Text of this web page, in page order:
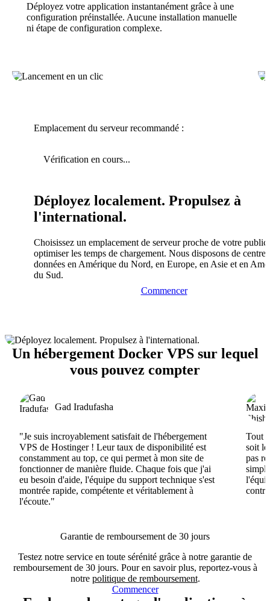
Déployez votre application instantanément grâce à une
configuration préinstallée. Aucune installation manuelle
ni étape de configuration complexe.
Emplacement du serveur recommandé :
Vérification en cours...
Déployez localement. Propulsez à
l'international.
Choisissez un emplacement de serveur proche de votre
optimiser les temps de chargement. Nous disposons de
données en Amérique du Nord, en Europe, en Asie et en
du Sud.
Commencer
Un hébergement Docker VPS sur lequel
vous pouvez compter
Gad Iradufasha
"Je suis incroyablement satisfait de l'hébergement
VPS de Hostinger ! Leur taux de disponibilité est
constamment au top, ce qui permet à mon site de
fonctionner de manière fluide. Chaque fois que j'ai
eu besoin d'aide, l'équipe du support technique s'est
montrée rapide, compétente et véritablement à
l'écoute."
Tout
soit
pas
Garantie de remboursement de 30 jours
Testez notre service en toute sérénité grâce à notre garantie de
remboursement de 30 jours. Pour en savoir plus, reportez-vous à
notre politique de remboursement.
Commencer